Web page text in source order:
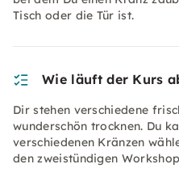
Tisch oder die Tür ist.
Wie läuft der Kurs
Dir stehen verschiedene
wunderschön trocknen. Du
verschiedenen Kränzen
den zweistündigen